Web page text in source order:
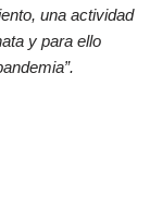
una actividad
y para ello